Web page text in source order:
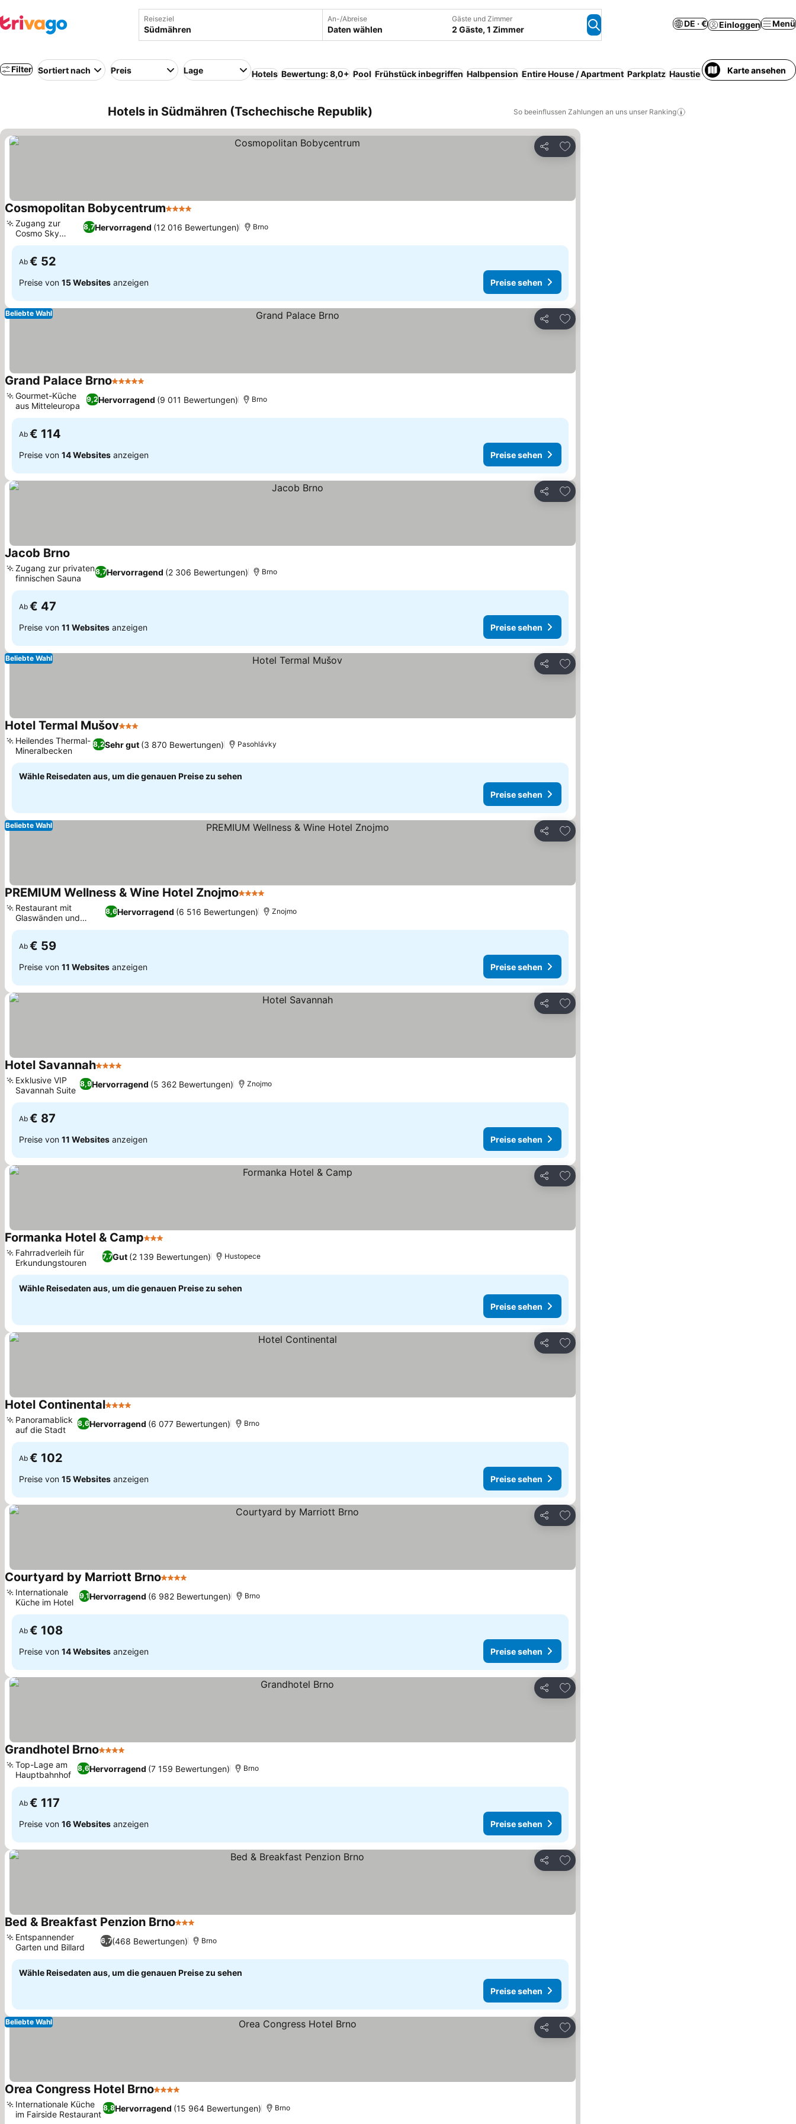
Reiseziel An-/Abreise
Daten wählen
Gäste und Zimmer
2 Gäste, 1 Zimmer
DE · € Einloggen Menü
Filter Sortiert nach Preis Lage Hotels Bewertung: 8,0+ Pool Frühstück inbegriffen Halbpension Entire House / Apartment Parkplatz Haustiere erlaubt Pension
Karte ansehen
Hotels in Südmähren (Tschechische Republik) So beeinflussen Zahlungen an uns unser Ranking
Teilen
Zu Favoriten hinzufügen
Cosmopolitan Bobycentrum4 Sterne
8,7Hervorragend (12 016 Bewertungen)
Zugang zur
Cosmo Sky
Lounge
Brno
Ab € 52
Preise von 15 Websites anzeigen Preise sehen
Teilen
Zu Favoriten hinzufügen
Beliebte Wahl
Grand Palace Brno5 Sterne
9,2Hervorragend (9 011 Bewertungen)
Gourmet-Küche
aus Mitteleuropa
Brno
Ab € 114
Preise von 14 Websites anzeigen Preise sehen
Teilen
Zu Favoriten hinzufügen
Jacob Brno
8,7Hervorragend (2 306 Bewertungen)
Zugang zur privaten
finnischen Sauna
Brno
Ab € 47
Preise von 11 Websites anzeigen Preise sehen
Teilen
Zu Favoriten hinzufügen
Beliebte Wahl
Hotel Termal Mušov3 Sterne
8,2Sehr gut (3 870 Bewertungen)
Heilendes Thermal-
Mineralbecken
Pasohlávky
Wähle Reisedaten aus, um die genauen Preise zu sehen
Preise sehen
Teilen
Zu Favoriten hinzufügen
Beliebte Wahl
PREMIUM Wellness & Wine Hotel Znojmo4 Sterne
8,6Hervorragend (6 516 Bewertungen)
Restaurant mit
Glaswänden und
Gartenblick
Znojmo
Ab € 59
Preise von 11 Websites anzeigen Preise sehen
Teilen
Zu Favoriten hinzufügen
Hotel Savannah4 Sterne
8,9Hervorragend (5 362 Bewertungen)
Exklusive VIP
Savannah Suite
Znojmo
Ab € 87
Preise von 11 Websites anzeigen Preise sehen
Teilen
Zu Favoriten hinzufügen
Formanka Hotel & Camp3 Sterne
7,7Gut (2 139 Bewertungen)
Fahrradverleih für
Erkundungstouren
Hustopece
Wähle Reisedaten aus, um die genauen Preise zu sehen
Preise sehen
Teilen
Zu Favoriten hinzufügen
Hotel Continental4 Sterne
8,6Hervorragend (6 077 Bewertungen)
Panoramablick
auf die Stadt
Brno
Ab € 102
Preise von 15 Websites anzeigen Preise sehen
Teilen
Zu Favoriten hinzufügen
Courtyard by Marriott Brno4 Sterne
9,1Hervorragend (6 982 Bewertungen)
Internationale
Küche im Hotel
Brno
Ab € 108
Preise von 14 Websites anzeigen Preise sehen
Teilen
Zu Favoriten hinzufügen
Grandhotel Brno4 Sterne
8,6Hervorragend (7 159 Bewertungen)
Top-Lage am
Hauptbahnhof
Brno
Ab € 117
Preise von 16 Websites anzeigen Preise sehen
Teilen
Zu Favoriten hinzufügen
Bed & Breakfast Penzion Brno3 Sterne
6,7(468 Bewertungen)
Entspannender
Garten und Billard
Brno
Wähle Reisedaten aus, um die genauen Preise zu sehen
Preise sehen
Teilen
Zu Favoriten hinzufügen
Beliebte Wahl
Orea Congress Hotel Brno4 Sterne
8,8Hervorragend (15 964 Bewertungen)
Internationale Küche
im Fairside Restaurant
Brno